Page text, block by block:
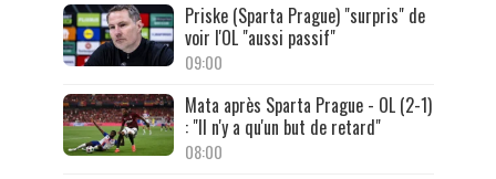
Priske (Sparta Prague) "surpris" de
voir l'OL "aussi passif"
09:00
Mata après Sparta Prague - OL (2-1)
: "Il n'y a qu'un but de retard"
08:00